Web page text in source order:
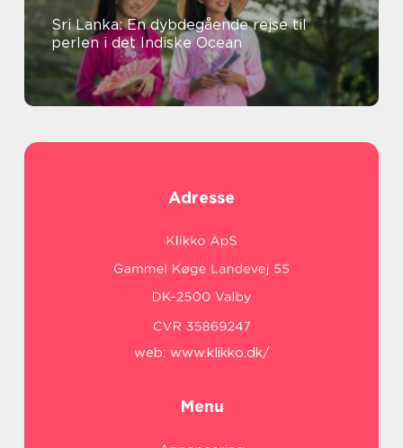
Sri Lanka: En dybdegående rejse til
perlen i det Indiske Ocean
Adresse
web: www.klikko.dk/
Menu